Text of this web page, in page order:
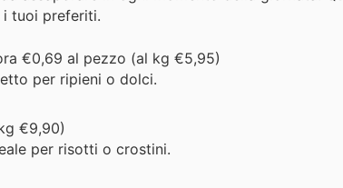
tuoi preferiti.
€0,69 al pezzo (al kg €5,95)
per ripieni o dolci.
€9,90)
per risotti o crostini.